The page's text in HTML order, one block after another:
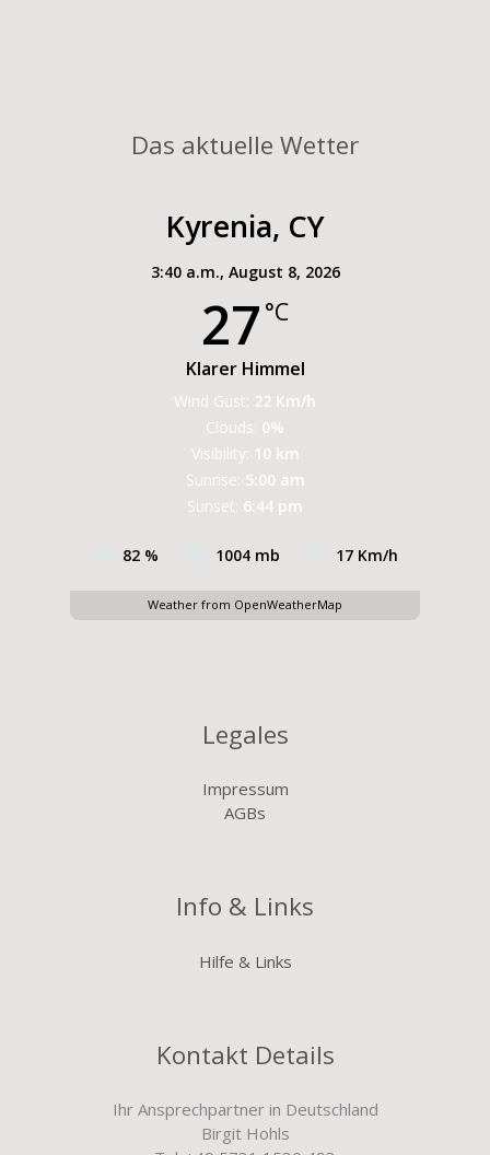
Das aktuelle Wetter
Kyrenia, CY
3:40 a.m., August 8, 2026
27 °C
Klarer Himmel
82 % 1004 mb 17 Km/h
Wind Gust: 22 Km/h
Clouds: 0%
Visibility: 10 km
Sunrise: 5:00 am
Sunset: 6:44 pm
Weather from OpenWeatherMap
Legales
Impressum
AGBs
Info & Links
Hilfe & Links
Kontakt Details
Ihr Ansprechpartner in Deutschland
Birgit Hohls